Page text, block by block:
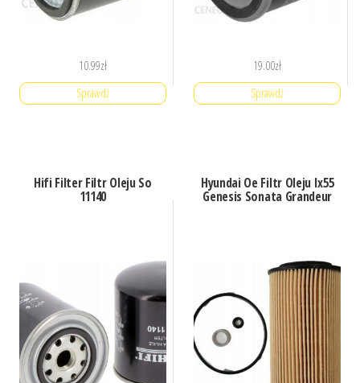
10.99zł
Sprawdź
19.00zł
Sprawdź
Hifi Filter Filtr Oleju So
11140
Hyundai Oe Filtr Oleju Ix55
Genesis Sonata Grandeur